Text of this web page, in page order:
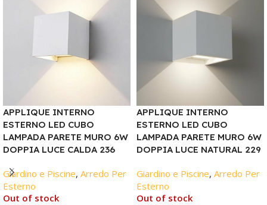
APPLIQUE INTERNO
ESTERNO LED CUBO
LAMPADA PARETE MURO 6W
DOPPIA LUCE CALDA 236
Giardino e Piscine, Arredo Per
Esterno
Out of stock
APPLIQUE INTERNO
ESTERNO LED CUBO
LAMPADA PARETE MURO 6W
DOPPIA LUCE NATURAL 229
Giardino e Piscine, Arredo Per
Esterno
Out of stock